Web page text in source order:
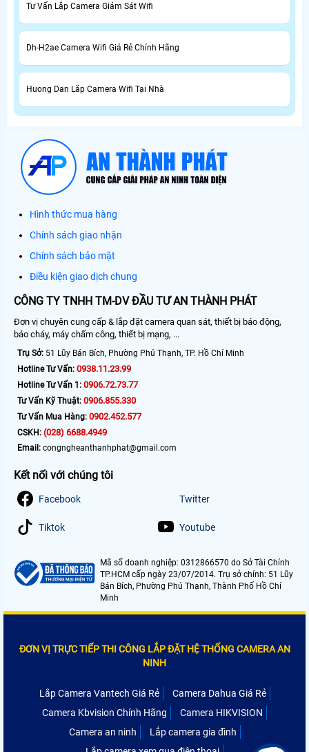
Tư Vấn Lắp Camera Giám Sát Wifi
Dh-H2ae Camera Wifi Giá Rẻ Chính Hãng
Huong Dan Lăp Camera Wifi Tại Nhà
Hình thức mua hàng
Chính sách giao nhận
Chính sách bảo mật
Điều kiện giao dịch chung
CÔNG TY TNHH TM-DV ĐẦU TƯ AN THÀNH PHÁT
Đơn vị chuyên cung cấp & lắp đặt camera quan sát, thiết bị báo động,
báo cháy, máy chấm công, thiết bị mạng, ...
Trụ Sở: 51 Lũy Bán Bích, Phường Phú Thạnh, TP. Hồ Chí Minh
Hotline Tư Vấn: 0938.11.23.99
Hotline Tư Vấn 1: 0906.72.73.77
Tư Vấn Kỹ Thuật: 0906.855.330
Tư Vấn Mua Hàng: 0902.452.577
CSKH: (028) 6688.4949
Email: congngheanthanhphat@gmail.com
Kết nối với chúng tôi
Facebook Twitter
Tiktok Youtube
Mã số doanh nghiệp: 0312866570 do Sở Tài Chính
TP.HCM cấp ngày 23/07/2014. Trụ sở chính: 51 Lũy
Bán Bích, Phường Phú Thạnh, Thành Phố Hồ Chí
Minh
ĐƠN VỊ TRỰC TIẾP THI CÔNG LẮP ĐẶT HỆ THỐNG CAMERA AN
NINH
Lắp Camera Vantech Giá Rẻ
Camera Dahua Giá Rẻ
Camera Kbvision Chính Hãng
Camera HIKVISION
Camera an ninh
Lắp camera gia đình